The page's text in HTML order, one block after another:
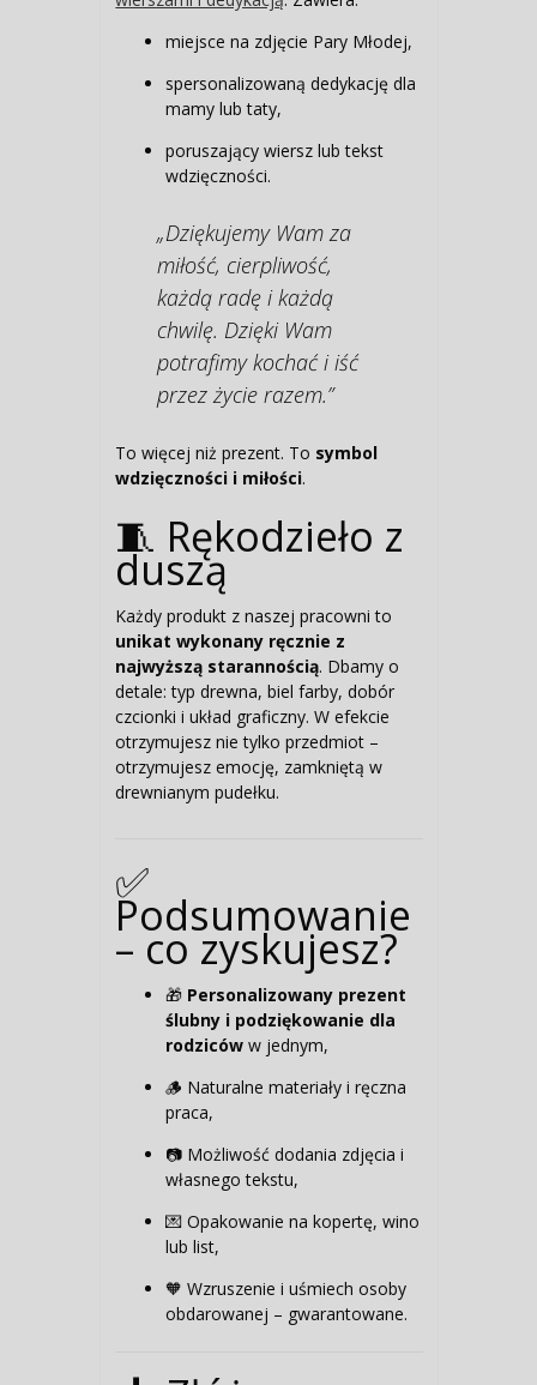
miejsce na zdjęcie Pary Młodej,
spersonalizowaną dedykację dla
mamy lub taty,
poruszający wiersz lub tekst
wdzięczności.
„Dziękujemy Wam za
miłość, cierpliwość,
każdą radę i każdą
chwilę. Dzięki Wam
potrafimy kochać i iść
przez życie razem.”
To więcej niż prezent. To symbol
wdzięczności i miłości.
🧵 Rękodzieło z
duszą
Każdy produkt z naszej pracowni to
unikat wykonany ręcznie z
najwyższą starannością. Dbamy o
detale: typ drewna, biel farby, dobór
czcionki i układ graficzny. W efekcie
otrzymujesz nie tylko przedmiot –
otrzymujesz emocję, zamkniętą w
drewnianym pudełku.
✅
Podsumowanie
– co zyskujesz?
🎁 Personalizowany prezent
ślubny i podziękowanie dla
rodziców w jednym,
🪵 Naturalne materiały i ręczna
praca,
📷 Możliwość dodania zdjęcia i
własnego tekstu,
💌 Opakowanie na kopertę, wino
lub list,
🧡 Wzruszenie i uśmiech osoby
obdarowanej – gwarantowane.